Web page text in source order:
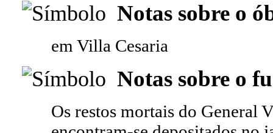
Notas sobre o
em Villa Cesaria
Notas sobre o
Os restos mortais do General